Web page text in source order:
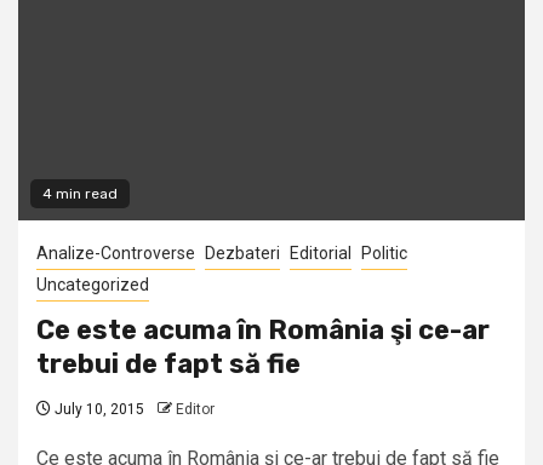
4 min read
Analize-Controverse Dezbateri Editorial
Politic
Uncategorized
Ce este acuma în România şi ce-ar
trebui de fapt să fie
July 10, 2015 Editor
Ce este acuma în România şi ce-ar trebui de fapt să fie